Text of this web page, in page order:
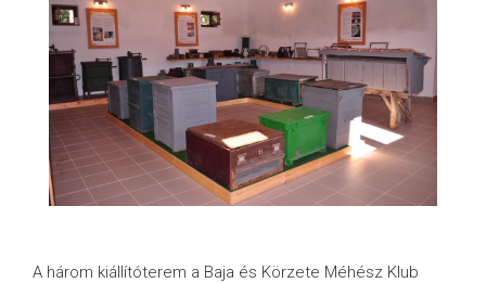
A három kiállítóterem a Baja és Körzete Méhész Klub